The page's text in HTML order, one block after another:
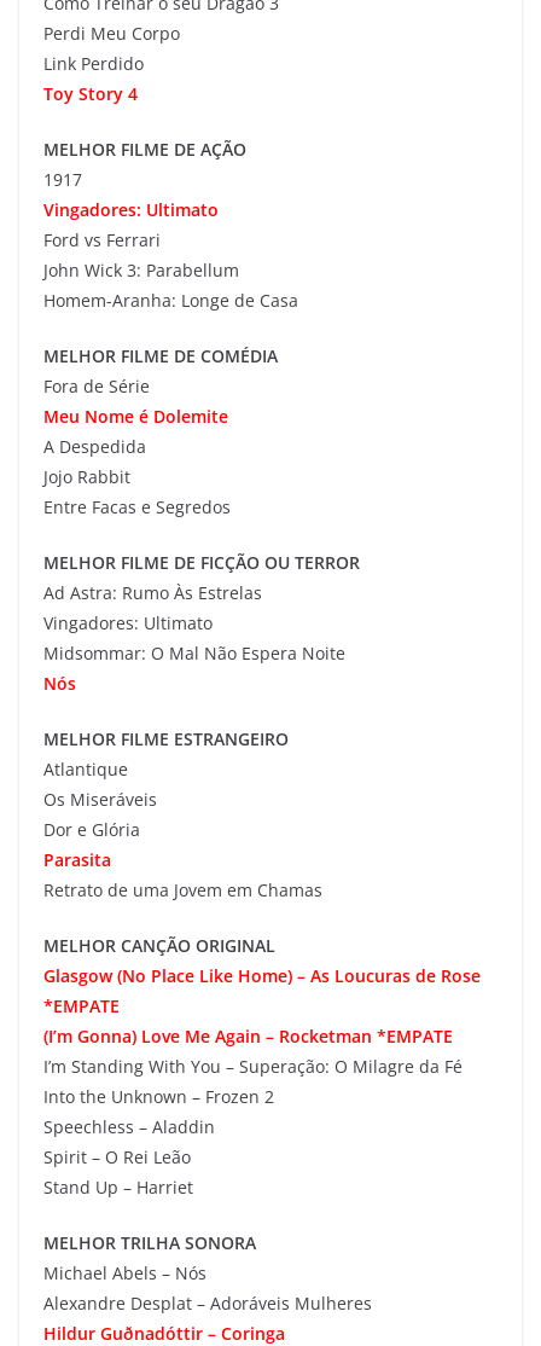
Perdi Meu Corpo
Link Perdido
Toy Story 4
MELHOR FILME DE AÇÃO
1917
Vingadores: Ultimato
Ford vs Ferrari
John Wick 3: Parabellum
Homem-Aranha: Longe de Casa
MELHOR FILME DE COMÉDIA
Fora de Série
Meu Nome é Dolemite
A Despedida
Jojo Rabbit
Entre Facas e Segredos
MELHOR FILME DE FICÇÃO OU TERROR
Ad Astra: Rumo Às Estrelas
Vingadores: Ultimato
Midsommar: O Mal Não Espera Noite
Nós
MELHOR FILME ESTRANGEIRO
Atlantique
Os Miseráveis
Dor e Glória
Parasita
Retrato de uma Jovem em Chamas
MELHOR CANÇÃO ORIGINAL
Glasgow (No Place Like Home) – As Loucuras de Rose
*EMPATE
(I’m Gonna) Love Me Again – Rocketman *EMPATE
I’m Standing With You – Superação: O Milagre da Fé
Into the Unknown – Frozen 2
Speechless – Aladdin
Spirit – O Rei Leão
Stand Up – Harriet
MELHOR TRILHA SONORA
Michael Abels – Nós
Alexandre Desplat – Adoráveis Mulheres
Hildur Guðnadóttir – Coringa